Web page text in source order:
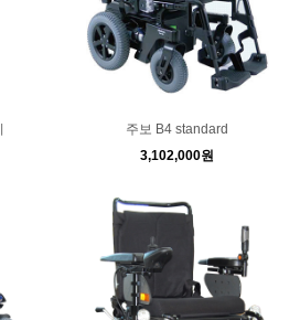
주보 B4 standard
3,102,000원